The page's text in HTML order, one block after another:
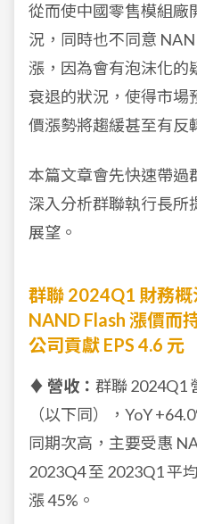
從而使中國零售模組廠
況，同時也不同意
漲，因為會有泡沫化的
衰退的狀況，使得市場
價漲勢將趨緩甚至有反
本篇文章會先快速帶過
深入分析群聯執行長所
展望。
群聯 2024Q1 財務
NAND Flash 漲價而
公司貢獻 EPS 4.6 元
♦ 營收： 群聯 2024Q1
（以下同），YoY
同期次高，主要受惠
2023Q4 至 2023Q1 平
漲 45%。